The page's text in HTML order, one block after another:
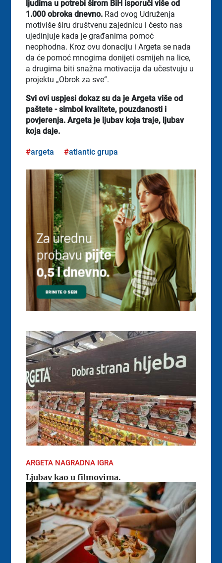
ljudima u potrebi širom BiH isporuči više od
1.000 obroka dnevno. Rad ovog Udruženja
motiviše širu društvenu zajednicu i često nas
ujedinjuje kada je građanima pomoć
neophodna. Kroz ovu donaciju i Argeta se nada
da će pomoć mnogima donijeti osmijeh na lice,
a drugima biti snažna motivacija da učestvuju u
projektu „Obrok za sve“.
Svi ovi uspjesi dokaz su da je Argeta više od
paštete - simbol kvalitete, pouzdanosti i
povjerenja. Argeta je ljubav koja traje, ljubav
koja daje.
argeta atlantic grupa
ARGETA NAGRADNA IGRA
Ljubav kao u filmovima.